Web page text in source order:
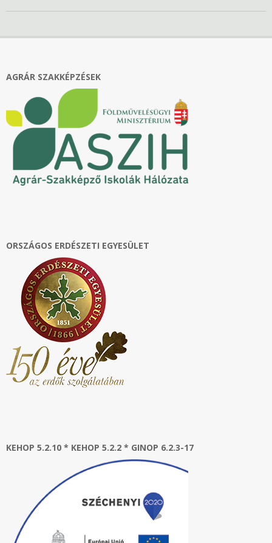
AGRÁR SZAKKÉPZÉSEK
ORSZÁGOS ERDÉSZETI EGYESÜLET
KEHOP 5.2.10 * KEHOP 5.2.2 * GINOP 6.2.3-17